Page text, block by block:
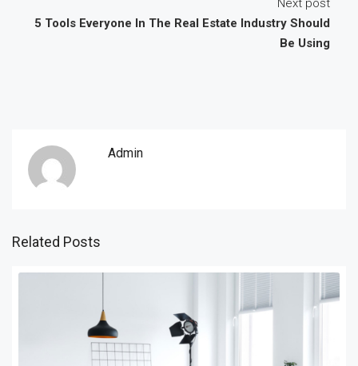
Next post
5 Tools Everyone In The Real Estate Industry Should
Be Using
Admin
Related Posts